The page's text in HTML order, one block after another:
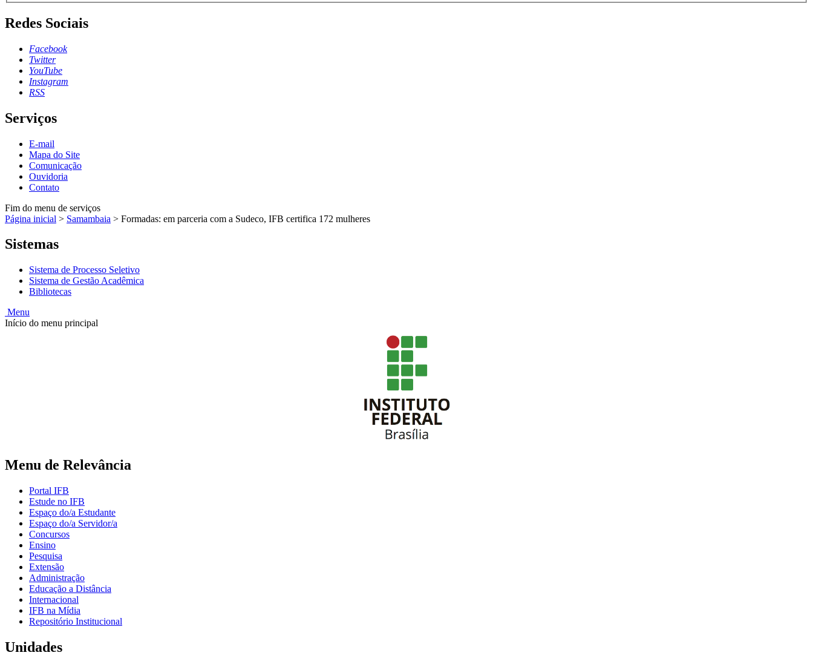
Redes Sociais
Facebook
Twitter
YouTube
Instagram
RSS
Serviços
E-mail
Mapa do Site
Comunicação
Ouvidoria
Contato
Fim do menu de serviços
Página inicial > Samambaia > Formadas: em parceria com a Sudeco, IFB certifica 172 mulheres
Sistemas
Sistema de Processo Seletivo
Sistema de Gestão Acadêmica
Bibliotecas
Menu
Início do menu principal
Menu de Relevância
Portal IFB
Estude no IFB
Espaço do/a Estudante
Espaço do/a Servidor/a
Concursos
Ensino
Pesquisa
Extensão
Administração
Educação a Distância
Internacional
IFB na Mídia
Repositório Institucional
Unidades